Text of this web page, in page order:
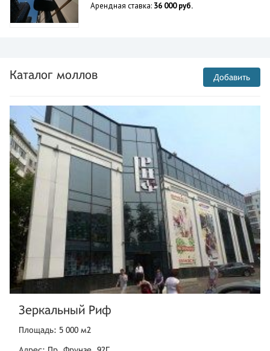
Арендная ставка: 36 000 руб.
Каталог моллов Добавить
Зеркальный Риф
Площадь: 5 000 м2